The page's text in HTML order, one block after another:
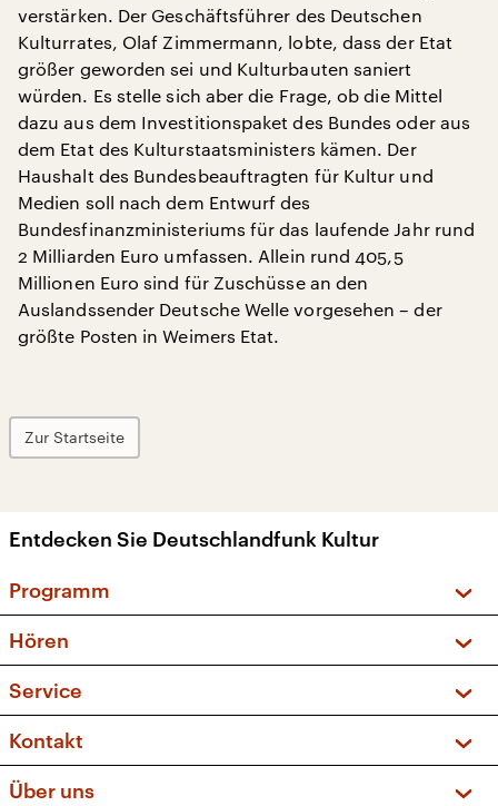
verstärken. Der Geschäftsführer des Deutschen
Kulturrates, Olaf Zimmermann, lobte, dass der Etat
größer geworden sei und Kulturbauten saniert
würden. Es stelle sich aber die Frage, ob die Mittel
dazu aus dem Investitionspaket des Bundes oder aus
dem Etat des Kulturstaatsministers kämen. Der
Haushalt des Bundesbeauftragten für Kultur und
Medien soll nach dem Entwurf des
Bundesfinanzministeriums für das laufende Jahr rund
2 Milliarden Euro umfassen. Allein rund 405,5
Millionen Euro sind für Zuschüsse an den
Auslandssender Deutsche Welle vorgesehen – der
größte Posten in Weimers Etat.
Zur Startseite
Entdecken Sie Deutschlandfunk Kultur
Programm
Sendungen und Podcasts
Musikliste
Kakadu – Das Kinderprogramm
Hören
Frequenzen (UKW + DAB+)
Service
FAQ
Apps
Kontakt
Über uns